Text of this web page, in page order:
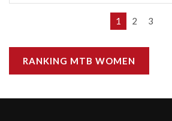
1 2 3
RANKING MTB WOMEN